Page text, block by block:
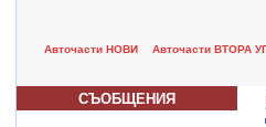
Авточасти НОВИ Авточасти ВТОРА
СЪОБЩЕНИЯ